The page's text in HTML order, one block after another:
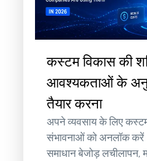
कस्टम विकास की
आवश्यकताओं के
तैयार करना
अपने व्यवसाय के लिए
संभावनाओं को अनलॉक
समाधान बेजोड़ लचीलापन,